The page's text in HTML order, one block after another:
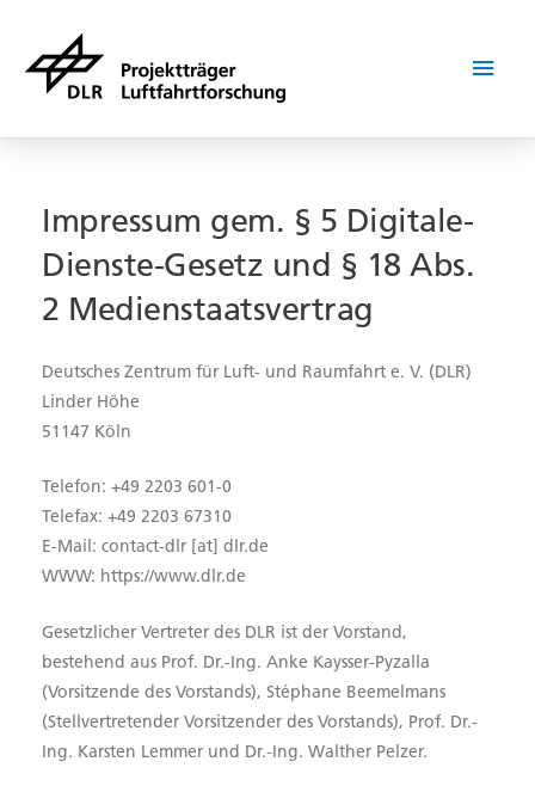
springen
Impressum gem. § 5 Digitale-
Dienste-Gesetz und § 18 Abs.
2 Medienstaatsvertrag
Deutsches Zentrum für Luft- und Raumfahrt e. V. (DLR)
Linder Höhe
51147 Köln
Telefon: +49 2203 601-0
Telefax: +49 2203 67310
E-Mail: contact-dlr [at] dlr.de
WWW: https://www.dlr.de
Gesetzlicher Vertreter des DLR ist der Vorstand,
bestehend aus Prof. Dr.-Ing. Anke Kaysser-Pyzalla
(Vorsitzende des Vorstands), Stéphane Beemelmans
(Stellvertretender Vorsitzender des Vorstands), Prof. Dr.-
Ing. Karsten Lemmer und Dr.-Ing. Walther Pelzer.